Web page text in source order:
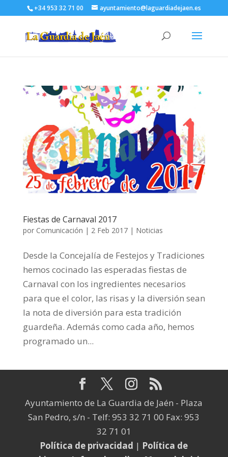
+34 953 32 71 00 ayuntamiento@laguardiadejaen.es
Fiestas de Carnaval 2017
por Comunicación | 2 Feb 2017| Noticias
Desde la Concejalía de Festejos y Tradiciones
hemos cocinado las esperadas fiestas de
Carnaval con los ingredientes necesarios
para que el color, las risas y la diversión sean
la nota de diversión para esta tradición
guardeña. Además como cada año, hemos
programado un...
Ayuntamiento de La Guardia de Jaén - Plaza
San Pedro, s/n - Telf: 953 32 71 00 Fax: 953
32 71 01
Política de privacidad | Política de